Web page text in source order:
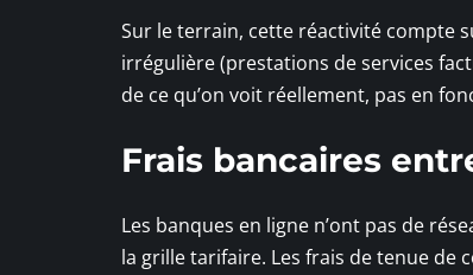
Sur le terrain, cette réactivité compte
irrégulière (prestations de services
de ce qu’on voit réellement, pas en
Frais bancaires
Les banques en ligne n’ont pas de
la grille tarifaire. Les frais de tenue de